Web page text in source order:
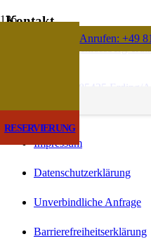
RESERVIERUNG
Anrufen: +49
Kontakt
Schloßallee 26 | 85435 Erding/
Rechtliches
Impressum
Datenschutzerklärung
Unverbindliche Anfrage
Barrierefreiheitserklärung